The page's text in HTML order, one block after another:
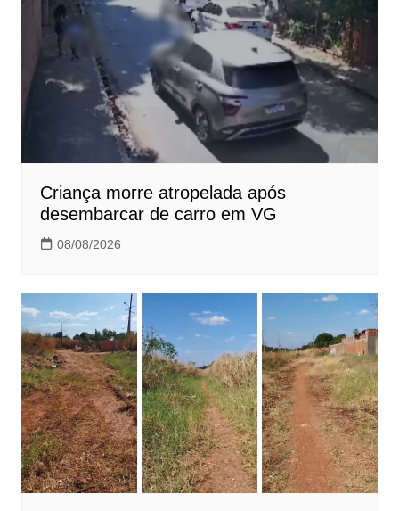
Criança morre atropelada após
desembarcar de carro em VG
08/08/2026